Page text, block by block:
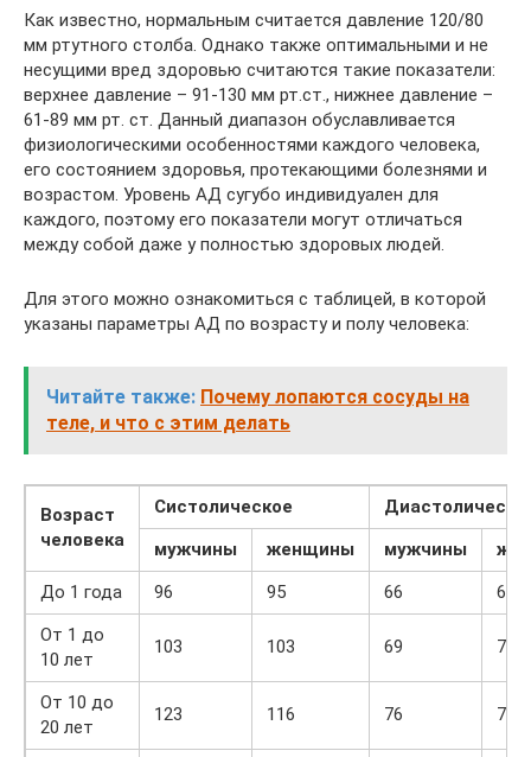
Как известно, нормальным считается давление 120/80
мм ртутного столба. Однако также оптимальными и не
несущими вред здоровью считаются такие показатели:
верхнее давление – 91-130 мм рт.ст., нижнее давление –
61-89 мм рт. ст. Данный диапазон обуславливается
физиологическими особенностями каждого человека,
его состоянием здоровья, протекающими болезнями и
возрастом. Уровень АД сугубо индивидуален для
каждого, поэтому его показатели могут отличаться
между собой даже у полностью здоровых людей.
Для этого можно ознакомиться с таблицей, в которой
указаны параметры АД по возрасту и полу человека:
Читайте также: Почему лопаются сосуды на
теле, и что с этим делать
Возраст
человека
Систолическое
мужчины
женщины мужчины
До 1 года
96 95 66
65
От 1 до
10 лет
103 103 69 70
От 10 до
20 лет
123 116 76 72